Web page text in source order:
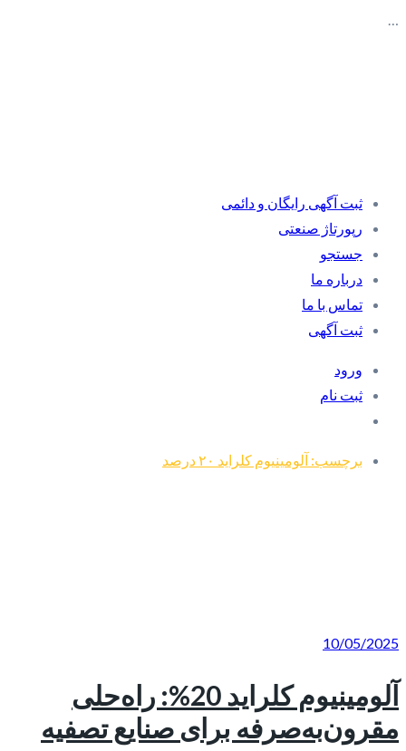
…
ثبت آگهی رایگان و دائمی
رپورتاژ صنعتی
جستجو
درباره ما
تماس با ما
ثبت آگهی
ورود
ثبت نام
برچسب: آلومینیوم کلراید ۲۰ درصد
10/05/2025
آلومینیوم کلراید 20%: راه‌حلی
مقرون‌به‌صرفه برای صنایع تصفیه